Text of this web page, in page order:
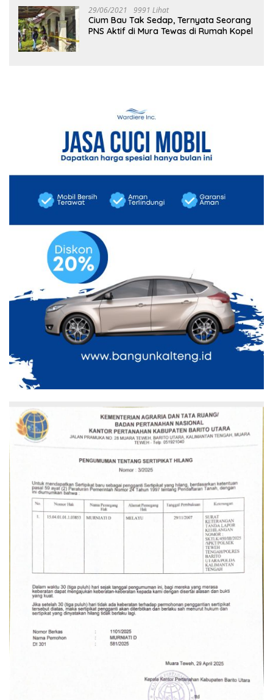
29/06/2021 9991 Lihat
Cium Bau Tak Sedap, Ternyata Seorang
PNS Aktif di Mura Tewas di Rumah Kopel